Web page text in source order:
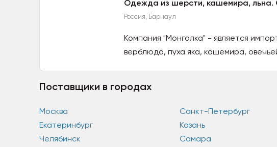
Одежда из шерсти, кашемира, льна.
Россия, Барнаул
Компания "Монголка" - является
верблюда, пуха яка, кашемира,
Поставщики в городах
Москва Санкт-Петербург
Екатеринбург
Казань
Челябинск
Самара